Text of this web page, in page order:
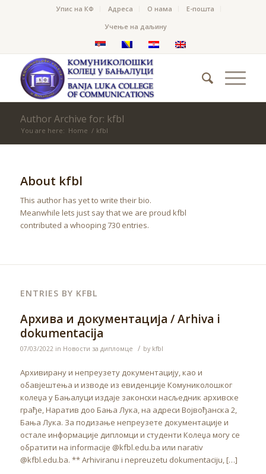
Упис на КФ Адреса О нама
Е-пошта
Учење на даљину
Author Archive for: kfbl
You are here: Home / kfbl
About kfbl
This author has yet to write their bio.
Meanwhile lets just say that we are proud kfbl
contributed a whooping 730 entries.
ENTRIES BY KFBL
Архива и документација / Arhiva i
dokumentacija
07/03/2022 in Новости за дипломце / by kfbl
Архивирану и непреузету документацију, као и
обавјештења и изводе из евиденције Комуниколошког
колеџа у Бањалуци издаје законски насљедник архивске
грађе, Наратив доо Бања Лука, на адреси Војвођанска 2,
Бања Лука. За подизање непреузете документације и
остале информације дипломци и студенти Колеџа могу се
обратити на informacije @kfbl.edu.ba или narativ
@kfbl.edu.ba. ** Arhiviranu i nepreuzetu dokumentaciju, […]